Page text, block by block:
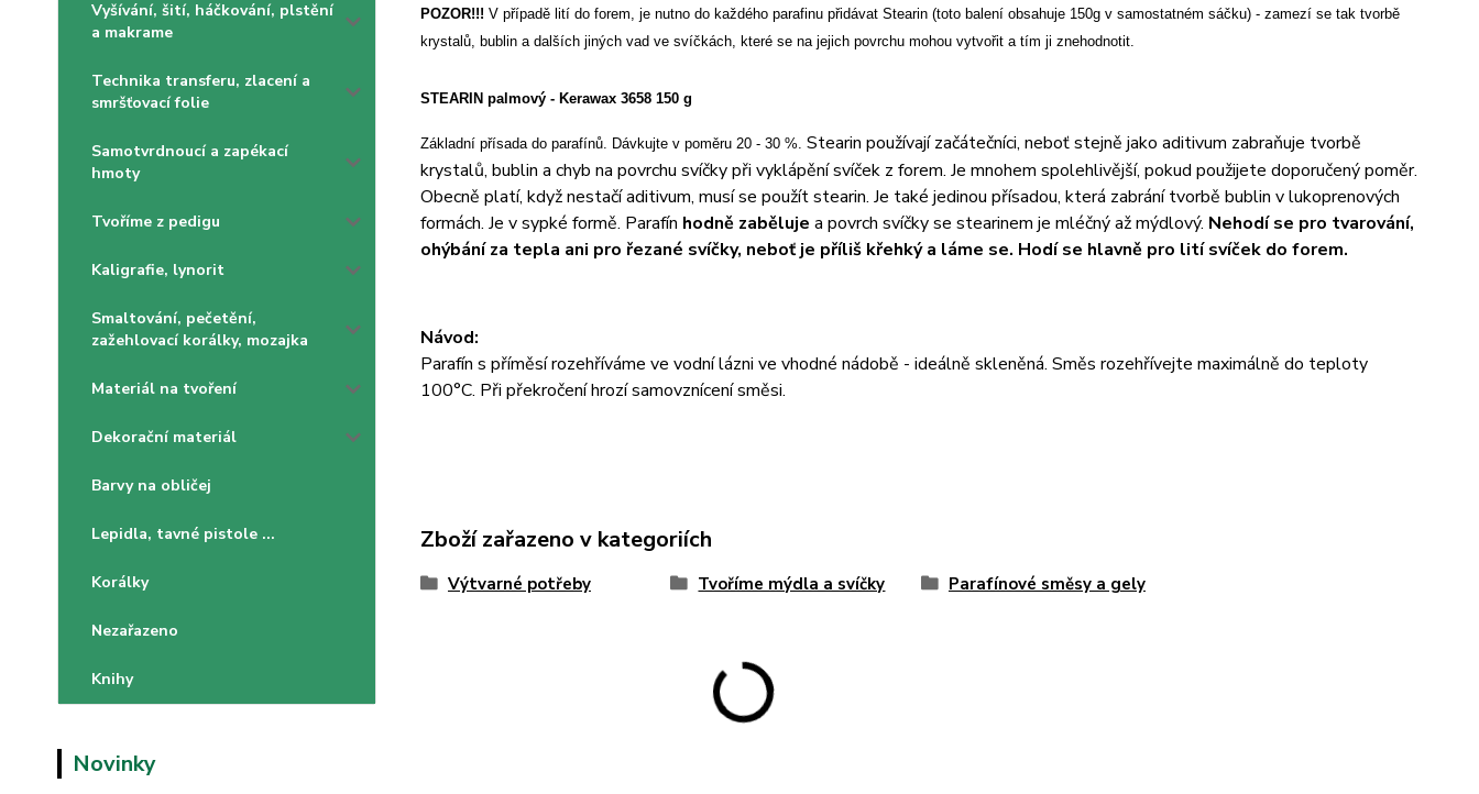
Vyšívání, šití, háčkování, plstění
a makrame
Technika transferu, zlacení a
smršťovací folie
Samotvrdnoucí a zapékací
hmoty
Tvoříme z pedigu
Kaligrafie, lynorit
Smaltování, pečetění,
zažehlovací korálky, mozajka
Materiál na tvoření
Dekorační materiál
Barvy na obličej
Lepidla, tavné pistole ...
Korálky
Nezařazeno
Knihy
Novinky
POZOR!!! V případě lití do forem, je nutno do každého parafinu přidávat Stearin (toto balení obsahuje 150g v samostatném sáčku) - zamezí se tak tvorbě
krystalů, bublin a dalších jiných vad ve svíčkách, které se na jejich povrchu mohou vytvořit a tím ji znehodnotit.
STEARIN palmový - Kerawax 3658 150 g
Základní přísada do parafínů. Dávkujte v poměru 20 - 30 %. Stearin používají začátečníci, neboť stejně jako aditivum zabraňuje tvorbě
krystalů, bublin a chyb na povrchu svíčky při vyklápění svíček z forem. Je mnohem spolehlivější, pokud použijete doporučený poměr.
Obecně platí, když nestačí aditivum, musí se použít stearin. Je také jedinou přísadou, která zabrání tvorbě bublin v lukoprenových
formách. Je v sypké formě. Parafín hodně zaběluje a povrch svíčky se stearinem je mléčný až mýdlový. Nehodí se pro tvarování,
ohýbání za tepla ani pro řezané svíčky, neboť je příliš křehký a láme se. Hodí se hlavně pro lití svíček do forem.
Návod:
Parafín s příměsí rozehříváme ve vodní lázni ve vhodné nádobě - ideálně skleněná. Směs rozehřívejte maximálně do teploty
100°C. Při překročení hrozí samovznícení směsi.
Zboží zařazeno v kategoriích
Výtvarné potřeby Tvoříme mýdla a svíčky Parafínové směsy a gely